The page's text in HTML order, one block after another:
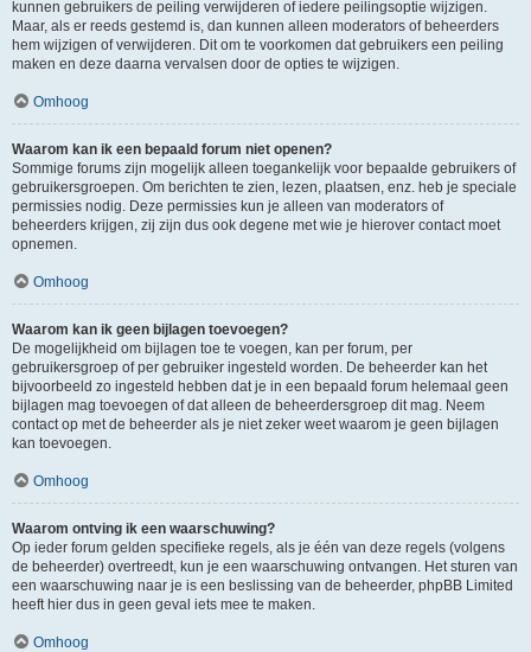
kunnen gebruikers de peiling verwijderen of iedere peilingsoptie wijzigen.
Maar, als er reeds gestemd is, dan kunnen alleen moderators of beheerders
hem wijzigen of verwijderen. Dit om te voorkomen dat gebruikers een peiling
maken en deze daarna vervalsen door de opties te wijzigen.
Omhoog
Waarom kan ik een bepaald forum niet openen?
Sommige forums zijn mogelijk alleen toegankelijk voor bepaalde gebruikers of
gebruikersgroepen. Om berichten te zien, lezen, plaatsen, enz. heb je speciale
permissies nodig. Deze permissies kun je alleen van moderators of
beheerders krijgen, zij zijn dus ook degene met wie je hierover contact moet
opnemen.
Omhoog
Waarom kan ik geen bijlagen toevoegen?
De mogelijkheid om bijlagen toe te voegen, kan per forum, per
gebruikersgroep of per gebruiker ingesteld worden. De beheerder kan het
bijvoorbeeld zo ingesteld hebben dat je in een bepaald forum helemaal geen
bijlagen mag toevoegen of dat alleen de beheerdersgroep dit mag. Neem
contact op met de beheerder als je niet zeker weet waarom je geen bijlagen
kan toevoegen.
Omhoog
Waarom ontving ik een waarschuwing?
Op ieder forum gelden specifieke regels, als je één van deze regels (volgens
de beheerder) overtreedt, kun je een waarschuwing ontvangen. Het sturen van
een waarschuwing naar je is een beslissing van de beheerder, phpBB Limited
heeft hier dus in geen geval iets mee te maken.
Omhoog